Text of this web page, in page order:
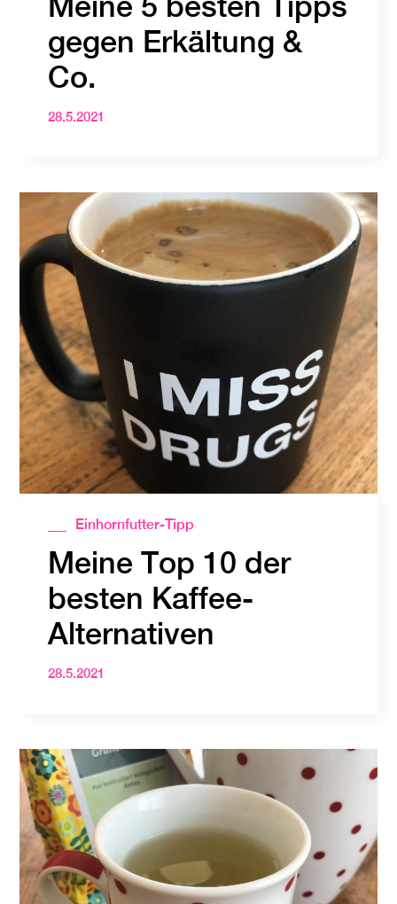
gegen Erkältung &
Co.
28.5.2021
Einhornfutter-Tipp
Meine Top 10 der
besten Kaffee-
Alternativen
28.5.2021